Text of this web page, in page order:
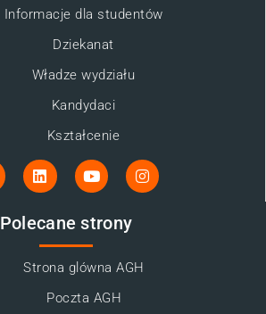
Informacje dla studentów
Dziekanat
Władze wydziału
Kandydaci
Kształcenie
Polecane strony
Strona glówna AGH
Poczta AGH